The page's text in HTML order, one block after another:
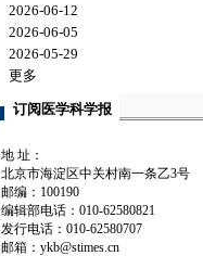
2026-06-12
2026-06-05
2026-05-29
更多
订阅医学科学报
地 址：
北京市海淀区中关村南一条乙3号
邮编：100190
编辑部电话：010-62580821
发行电话：010-62580707
邮箱：ykb@stimes.cn